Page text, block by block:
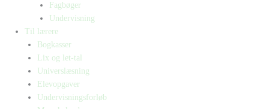
Fagbøger
Undervisning
Til lærere
Bogkasser
Lix og let-tal
Universlæsning
Elevopgaver
Undervisningsforløb